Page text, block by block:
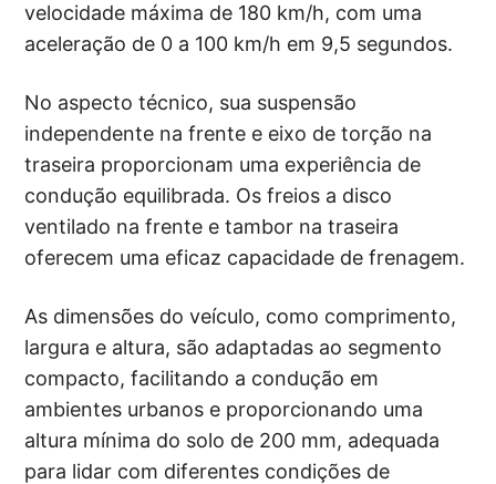
velocidade máxima de 180 km/h, com uma
aceleração de 0 a 100 km/h em 9,5 segundos.
No aspecto técnico, sua suspensão
independente na frente e eixo de torção na
traseira proporcionam uma experiência de
condução equilibrada. Os freios a disco
ventilado na frente e tambor na traseira
oferecem uma eficaz capacidade de frenagem.
As dimensões do veículo, como comprimento,
largura e altura, são adaptadas ao segmento
compacto, facilitando a condução em
ambientes urbanos e proporcionando uma
altura mínima do solo de 200 mm, adequada
para lidar com diferentes condições de